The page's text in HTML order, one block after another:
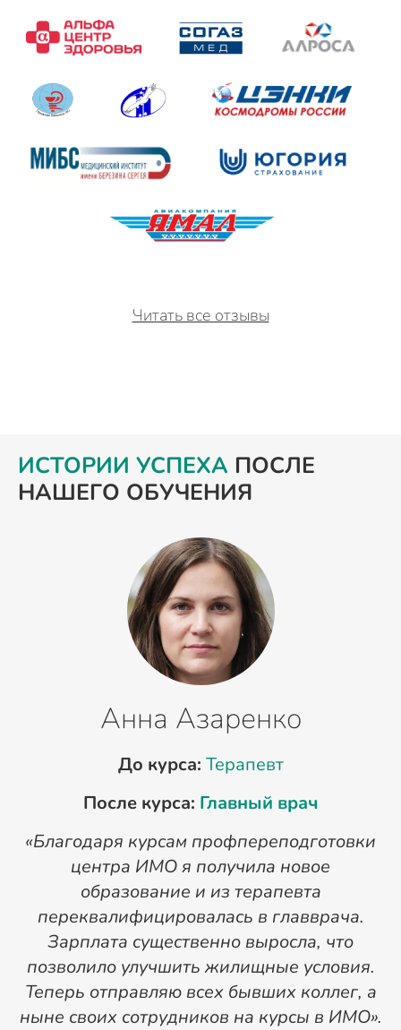
Читать все отзывы
ИСТОРИИ УСПЕХА ПОСЛЕ
НАШЕГО ОБУЧЕНИЯ
Анна Азаренко
До курса: Терапевт
После курса: Главный врач
«Благодаря курсам профпереподготовки
центра ИМО я получила новое
образование и из терапевта
переквалифицировалась в главврача.
Зарплата существенно выросла, что
позволило улучшить жилищные условия.
Теперь отправляю всех бывших коллег, а
ныне своих сотрудников на курсы в ИМО».